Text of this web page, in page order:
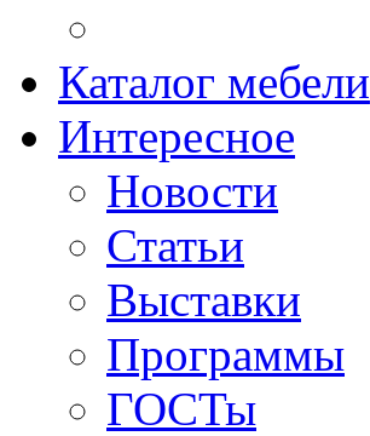
Каталог мебели
Интересное
Новости
Статьи
Выставки
Программы
ГОСТы